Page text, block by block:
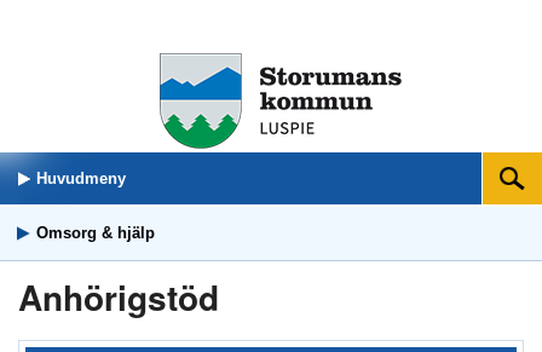
Huvudmeny Sök
Omsorg & hjälp
Anhörigstöd